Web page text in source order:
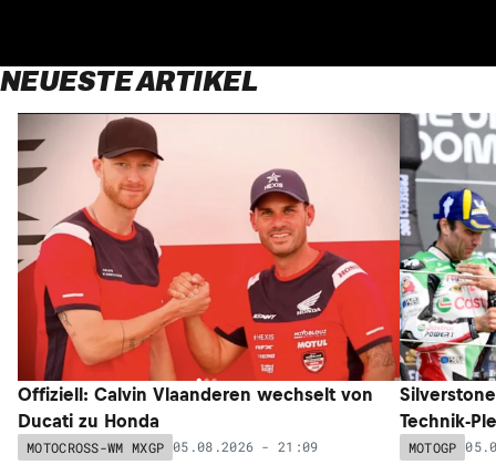
NEUESTE ARTIKEL
Offiziell: Calvin Vlaanderen wechselt von
Ducati zu Honda
MOTOCROSS-WM MXGP 05.08.2026 - 21:09
Technik-
MOTOGP